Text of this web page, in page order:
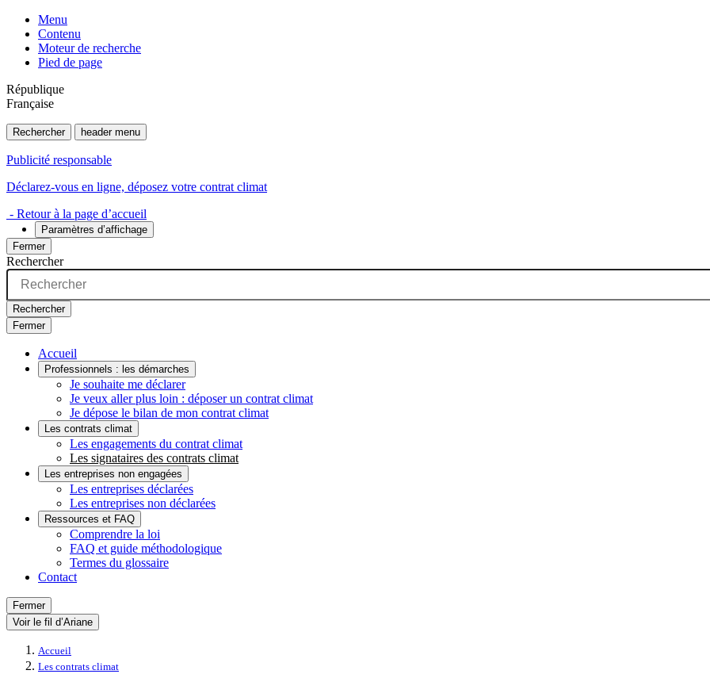
Menu
Contenu
Moteur de recherche
Pied de page
République
Française
Rechercher header menu
Publicité responsable
Déclarez-vous en ligne, déposez votre contrat climat
- Retour à la page d’accueil
Paramètres d’affichage
Fermer
Rechercher
Rechercher
Fermer
Accueil
Professionnels : les démarches
Je souhaite me déclarer
Je veux aller plus loin : déposer un contrat climat
Je dépose le bilan de mon contrat climat
Les contrats climat
Les engagements du contrat climat
Les signataires des contrats climat
Les entreprises non engagées
Les entreprises déclarées
Les entreprises non déclarées
Ressources et FAQ
Comprendre la loi
FAQ et guide méthodologique
Termes du glossaire
Contact
Fermer
Voir le fil d’Ariane
Accueil
Les contrats climat